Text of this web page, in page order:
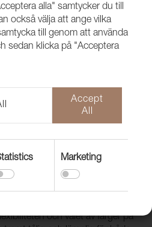
Pesto
och valet av färger på
alla" samtycker du till
också välja att ange vilka
till genom att använda
sedan klicka på "Acceptera
Accept
All
Marketing